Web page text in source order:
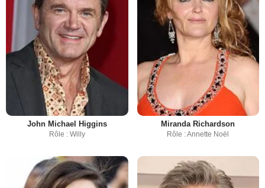
John Michael Higgins
Rôle : Willy
Miranda Richardson
Rôle : Annette Noël